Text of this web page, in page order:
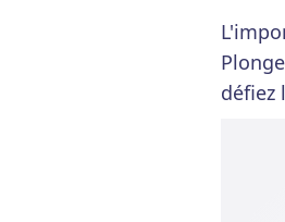
défiez